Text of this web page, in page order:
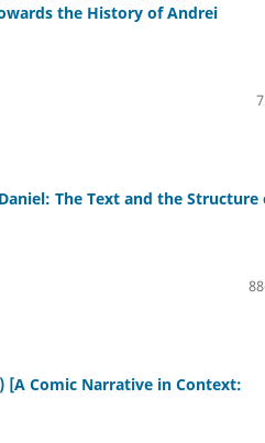
the History of Andrei
The Text and the Structure
[A Comic Narrative in Context: